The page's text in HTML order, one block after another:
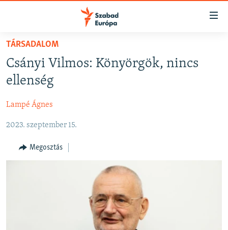
Akadálymentes
Ugrás
fő
oldalra
Ugrás
AKTUÁLIS
PODCASTOK
VIDEÓK
ELEMZŐ
NER15
TÁRSADALOM
Csányi Vilmos: Könyörgök, nincs
ellenség
Lampé Ágnes
2023. szeptember 15.
Megosztás